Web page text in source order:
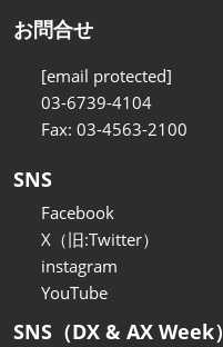
お問合せ
[email protected]
03-6739-4104
Fax: 03-4563-2100
SNS
Facebook
X（旧:Twitter）
instagram
YouTube
SNS（DX & AX Week）